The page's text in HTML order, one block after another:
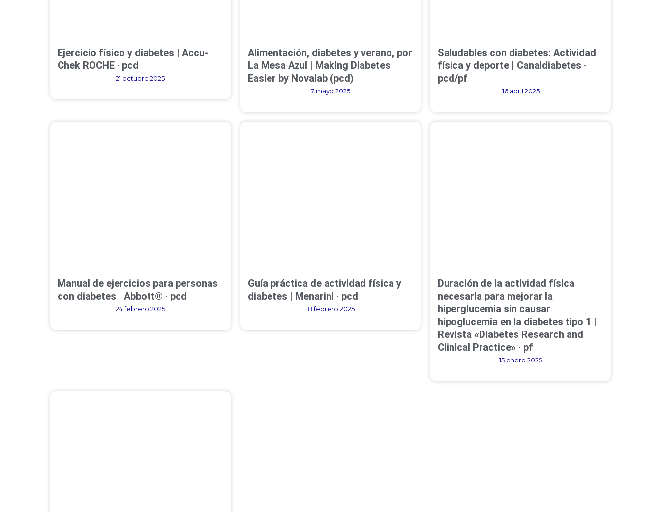
Ejercicio físico y diabetes | Accu-
Chek ROCHE · pcd
21 octubre 2025
Alimentación, diabetes y verano, por
La Mesa Azul | Making Diabetes
Easier by Novalab (pcd)
7 mayo 2025
Saludables con diabetes: Actividad
física y deporte | Canaldiabetes ·
pcd/pf
16 abril 2025
Manual de ejercicios para personas
con diabetes | Abbott® · pcd
24 febrero 2025
Guía práctica de actividad física y
diabetes | Menarini · pcd
18 febrero 2025
Duración de la actividad física
necesaria para mejorar la
hiperglucemia sin causar
hipoglucemia en la diabetes tipo 1 |
Revista «Diabetes Research and
Clinical Practice» · pf
15 enero 2025